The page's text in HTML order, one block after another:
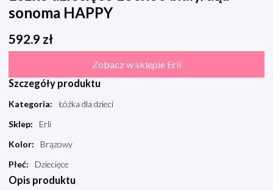
sonoma HAPPY
592.9 zł
Zobacz w sklepie Erli
Szczegóły produktu
Kategoria:
Łóżka dla dzieci
Sklep:
Erli
Kolor:
Brązowy
Płeć: Dziecięce
Opis produktu